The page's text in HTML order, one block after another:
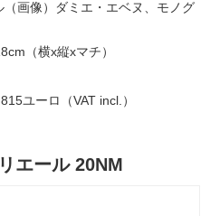
画像）ダミエ・エベヌ、モノグ
（横x縦xマチ）
ユーロ（VAT incl.）
エール 20NM